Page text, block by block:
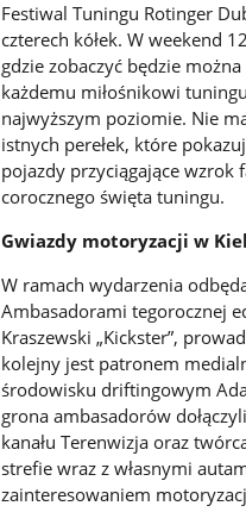
Festiwal Tuningu Rotinger
czterech kółek. W weekend
gdzie zobaczyć będzie
każdemu miłośnikowi
najwyższym poziomie. Nie
istnych perełek, które
pojazdy przyciągające wzrok
corocznego święta tuningu.
Gwiazdy motoryzacji w
W ramach wydarzenia
Ambasadorami tegorocznej
Kraszewski „Kickster”,
kolejny jest patronem
środowisku driftingowym
grona ambasadorów
kanału Terenwizja oraz
strefie wraz z własnymi
zainteresowaniem